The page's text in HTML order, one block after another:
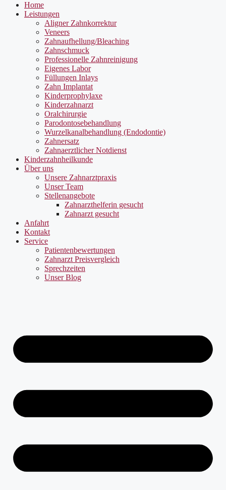
Home
Leistungen
Aligner Zahnkorrektur
Veneers
Zahnaufhellung/Bleaching
Zahnschmuck
Professionelle Zahnreinigung
Eigenes Labor
Füllungen Inlays
Zahn Implantat
Kinderprophylaxe
Kinderzahnarzt
Oralchirurgie
Parodontosebehandlung
Wurzelkanalbehandlung (Endodontie)
Zahnersatz
Zahnaerztlicher Notdienst
Kinderzahnheilkunde
Über uns
Unsere Zahnarztpraxis
Unser Team
Stellenangebote
Zahnarzthelferin gesucht
Zahnarzt gesucht
Anfahrt
Kontakt
Service
Patientenbewertungen
Zahnarzt Preisvergleich
Sprechzeiten
Unser Blog